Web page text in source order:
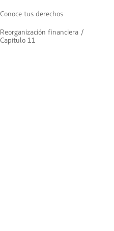
Conoce tus derechos
Reorganización financiera /
Capítulo 11